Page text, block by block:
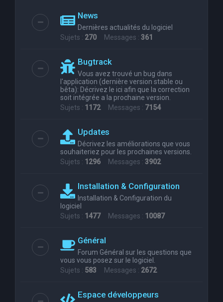
News
Dernières actualités du logiciel
Sujets : 270 Messages : 361
Bugtrack
Vous avez trouvé un bug dans
l'application (dernière version stable ou
bêta): Décrivez le ici afin que la correction
soit intégrée a la prochaine version.
Sujets : 1172Messages : 7154
Updates
Décrivez les améliorations que vous
souhaiteriez pour les prochaines versions.
Sujets : 1296 Messages : 3902
Installation & Configuration
Installation & Configuration du
logiciel
Sujets : 1477Messages : 10087
Général
Forum Général sur les questions que
vous vous posez sur le logiciel.
Sujets : 583 Messages : 2672
Espace développeurs